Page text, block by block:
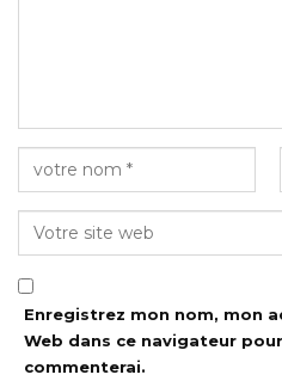
Enregistrez mon nom, mon
Web dans ce navigateur
commenterai.